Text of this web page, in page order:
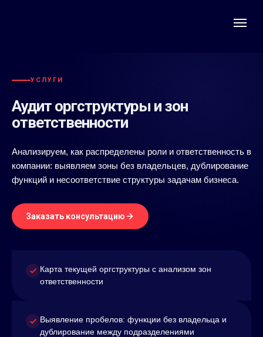
УСЛУГИ
Аудит оргструктуры и зон
ответственности
Анализируем, как распределены роли и ответственность в
компании: выявляем зоны без владельцев, дублирование
функций и несоответствие структуры задачам бизнеса.
Заказать консультацию
Карта текущей оргструктуры с анализом зон
ответственности
Выявление пробелов: функции без владельца и
дублирование между подразделениями